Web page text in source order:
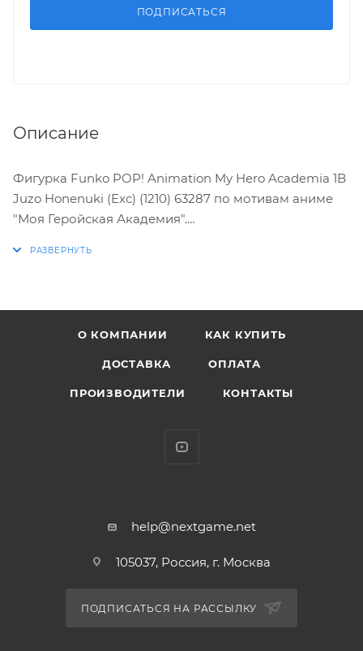
ПОДПИСАТЬСЯ
Описание
Фигурка Funko POP! Animation My Hero Academia 1B
Juzo Honenuki (Exc) (1210) 63287 по мотивам аниме
"Моя Геройская Академия".
* Материал: винил
* Оригинальный и официально лицензированный
* Разработчик/Издатель: Funko
Джузо Хоненуки - ученик класса 1-B академии Юэй.
отношению к 1-A.
О КОМПАНИИ КАК КУПИТЬ
ДОСТАВКА ОПЛАТА
ПРОИЗВОДИТЕЛИ КОНТАКТЫ
help@nextgame.net
105037, Россия, г. Москва
ПОДПИСАТЬСЯ НА РАССЫЛКУ